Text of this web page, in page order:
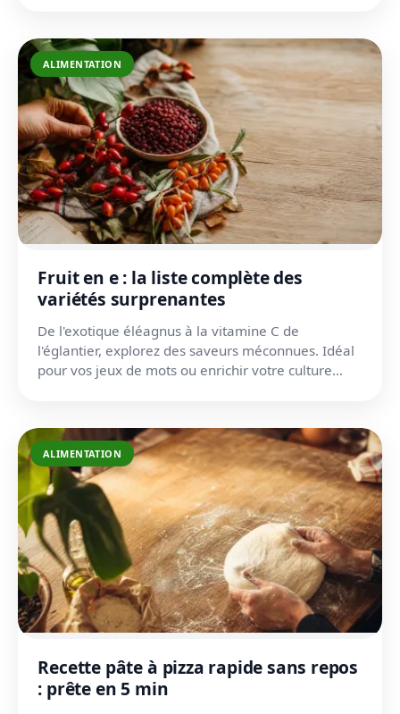
ALIMENTATION
Fruit en e : la liste complète des
variétés surprenantes
De l'exotique éléagnus à la vitamine C de
l'églantier, explorez des saveurs méconnues. Idéal
pour vos jeux de mots ou enrichir votre culture
ALIMENTATION
Recette pâte à pizza rapide sans repos
: prête en 5 min